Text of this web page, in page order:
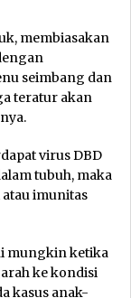
membiasakan
seimbang dan
teratur akan
virus DBD
tubuh, maka
imunitas
mungkin ketika
ke kondisi
kasus anak-